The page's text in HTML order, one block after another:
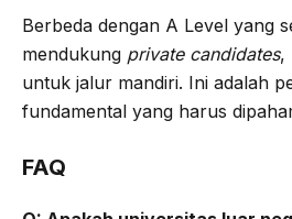
Berbeda dengan A Level yang
mendukung private candidates,
untuk jalur mandiri. Ini adalah
fundamental yang harus
FAQ